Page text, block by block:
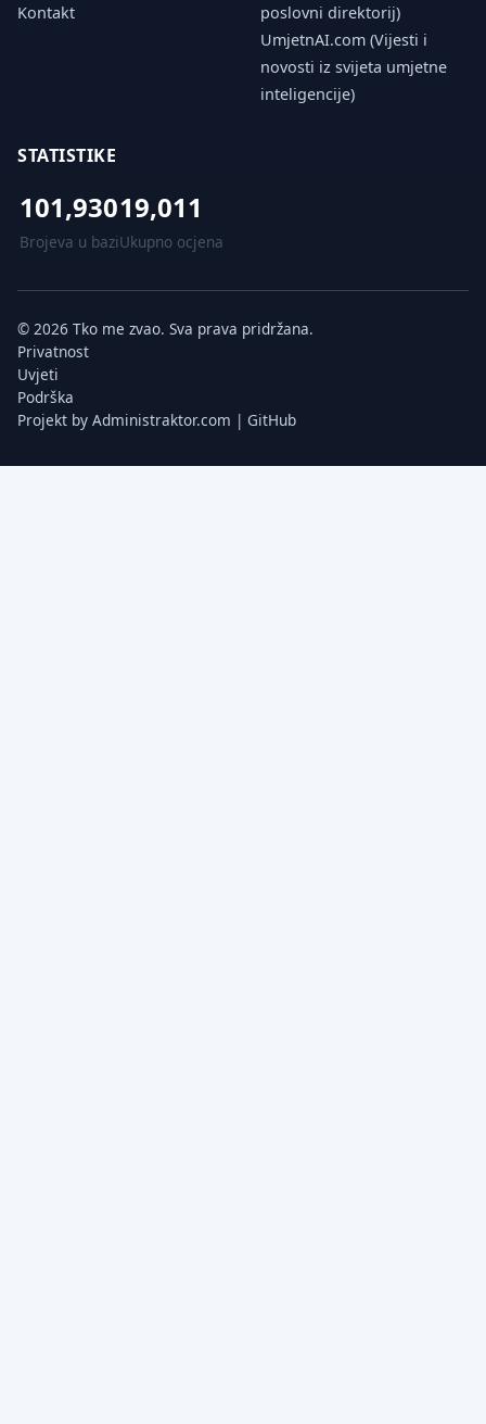
Kontakt
poslovni direktorij)
UmjetnAI.com (Vijesti i
novosti iz svijeta umjetne
inteligencije)
STATISTIKE
101,930
Brojeva u bazi
19,011
Ukupno ocjena
© 2026 Tko me zvao. Sva prava pridržana.
Privatnost
Uvjeti
Podrška
Projekt by Administraktor.com | GitHub